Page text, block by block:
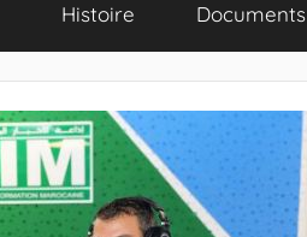
Histoire Documents